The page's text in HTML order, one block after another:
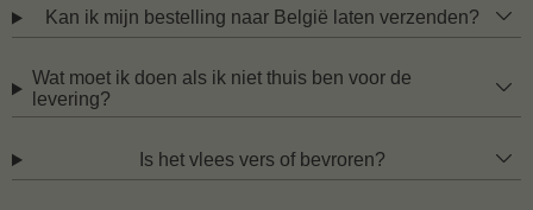
Kan ik mijn bestelling naar België laten verzenden?
Wat moet ik doen als ik niet thuis ben voor de
levering?
Is het vlees vers of bevroren?